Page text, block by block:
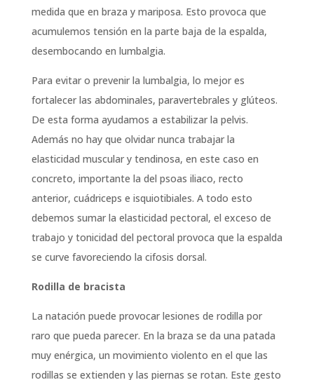
medida que en braza y mariposa. Esto provoca que
acumulemos tensión en la parte baja de la espalda,
desembocando en lumbalgia.
Para evitar o prevenir la lumbalgia, lo mejor es
fortalecer las abdominales, paravertebrales y glúteos.
De esta forma ayudamos a estabilizar la pelvis.
Además no hay que olvidar nunca trabajar la
elasticidad muscular y tendinosa, en este caso en
concreto, importante la del psoas iliaco, recto
anterior, cuádriceps e isquiotibiales. A todo esto
debemos sumar la elasticidad pectoral, el exceso de
trabajo y tonicidad del pectoral provoca que la espalda
se curve favoreciendo la cifosis dorsal.
Rodilla de bracista
La natación puede provocar lesiones de rodilla por
raro que pueda parecer. En la braza se da una patada
muy enérgica, un movimiento violento en el que las
rodillas se extienden y las piernas se rotan. Este gesto